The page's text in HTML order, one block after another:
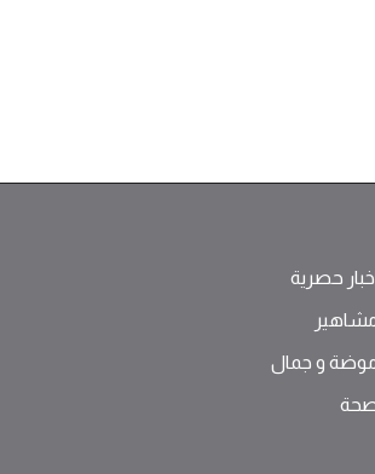
حصرية
‫و‬ ‫‬‫جمال‬